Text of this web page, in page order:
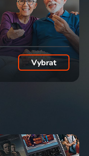
Vybrat